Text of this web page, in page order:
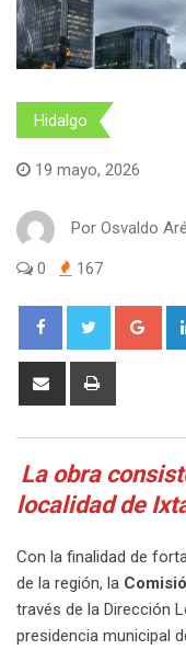
Hidalgo
19 mayo, 2026
Por Osvaldo
0 167
Share
La obra
localidad de
Con la finalidad de
de la región, la
través de la Dirección
presidencia municipal